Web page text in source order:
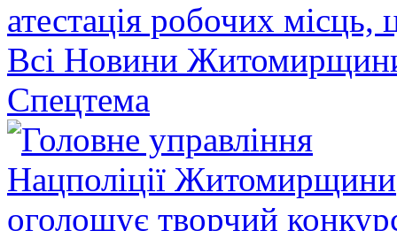
атестація робочих місць,
Всі Новини
Спецтема